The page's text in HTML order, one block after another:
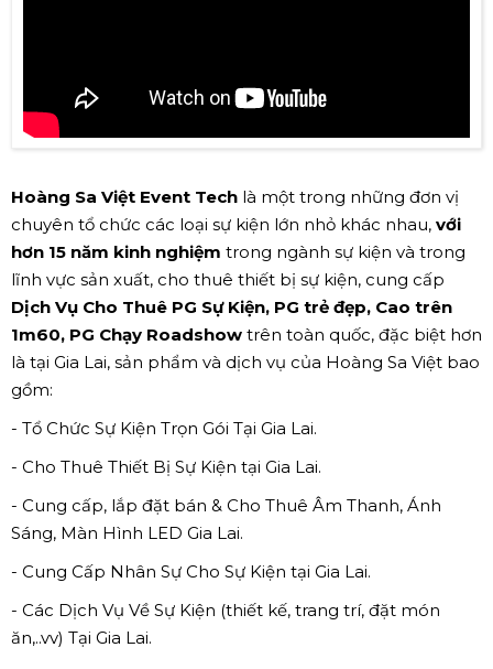
Hoàng Sa Việt Event Tech là một trong những đơn vị
chuyên tổ chức các loại sự kiện lớn nhỏ khác nhau, với
hơn 15 năm kinh nghiệm trong ngành sự kiện và trong
lĩnh vực sản xuất, cho thuê thiết bị sự kiện, cung cấp
Dịch Vụ Cho Thuê PG Sự Kiện, PG trẻ đẹp, Cao trên
1m60, PG Chạy Roadshow trên toàn quốc, đặc biệt hơn
là tại Gia Lai, sản phẩm và dịch vụ của Hoàng Sa Việt bao
gồm:
- Tổ Chức Sự Kiện Trọn Gói Tại Gia Lai.
- Cho Thuê Thiết Bị Sự Kiện tại Gia Lai.
- Cung cấp, lắp đặt bán & Cho Thuê Âm Thanh, Ánh
Sáng, Màn Hình LED Gia Lai.
- Cung Cấp Nhân Sự Cho Sự Kiện tại Gia Lai.
- Các Dịch Vụ Về Sự Kiện (thiết kế, trang trí, đặt món
ăn,..vv) Tại Gia Lai.